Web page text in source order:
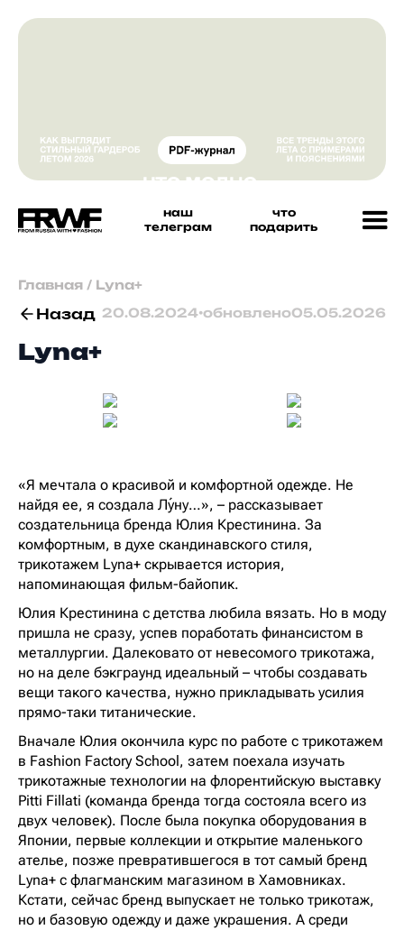
наш
телеграм
что
подарить
Главная / Lyna+
Назад 20.08.2024•обновлено05.05.2026
Lyna+
«Я мечтала о красивой и комфортной одежде. Не
найдя ее, я создала Лу́ну…», – рассказывает
создательница бренда Юлия Крестинина. За
комфортным, в духе скандинавского стиля,
трикотажем Lyna+ скрывается история,
напоминающая фильм-байопик.
Юлия Крестинина с детства любила вязать. Но в моду
пришла не сразу, успев поработать финансистом в
металлургии. Далековато от невесомого трикотажа,
но на деле бэкграунд идеальный – чтобы создавать
вещи такого качества, нужно прикладывать усилия
прямо-таки титанические.
Вначале Юлия окончила курс по работе с трикотажем
в Fashion Factory School, затем поехала изучать
трикотажные технологии на флорентийскую выставку
Pitti Fillati (команда бренда тогда состояла всего из
двух человек). После была покупка оборудования в
Японии, первые коллекции и открытие маленького
ателье, позже превратившегося в тот самый бренд
Lyna+ с флагманским магазином в Хамовниках.
Кстати, сейчас бренд выпускает не только трикотаж,
но и базовую одежду и даже украшения. А среди